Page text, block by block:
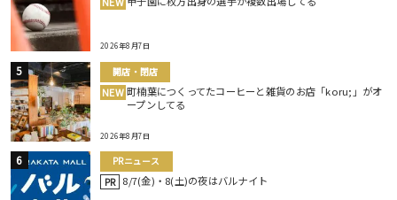
2026年8月7日
開店・閉店
NEW 町楠葉につくってたコーヒーと雑貨のお店「koru;」がオ
ープンしてる
2026年8月7日
PRニュース
PR 8/7(金)・8(土)の夜はバルナイト